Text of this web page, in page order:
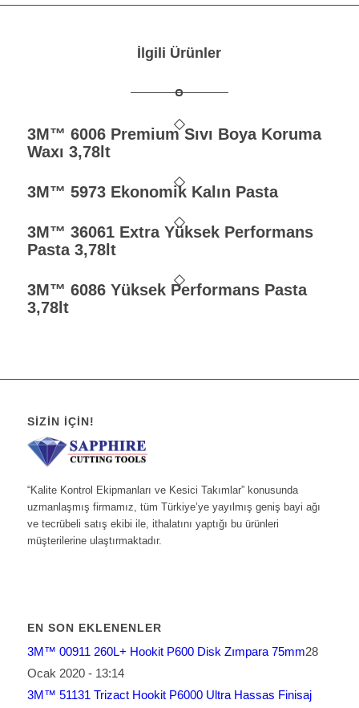
İlgili Ürünler
3M™ 6006 Premium Sıvı Boya Koruma
Waxı 3,78lt
3M™ 5973 Ekonomik Kalın Pasta
3M™ 36061 Extra Yüksek Performans
Pasta 3,78lt
3M™ 6086 Yüksek Performans Pasta
3,78lt
SIZIN İÇIN!
“Kalite Kontrol Ekipmanları ve Kesici Takımlar” konusunda
uzmanlaşmış firmamız, tüm Türkiye’ye yayılmış geniş bayi ağı
ve tecrübeli satış ekibi ile, ithalatını yaptığı bu ürünleri
müşterilerine ulaştırmaktadır.
EN SON EKLENENLER
3M™ 00911 260L+ Hookit P600 Disk Zımpara 75mm28
Ocak 2020 - 13:14
3M™ 51131 Trizact Hookit P6000 Ultra Hassas Finisaj